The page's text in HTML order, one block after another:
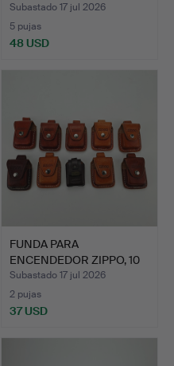
Subastado 17 jul 2026
5 pujas
48 USD
FUNDA PARA
ENCENDEDOR ZIPPO, 10
uds., cuer…
Subastado 17 jul 2026
2 pujas
37 USD